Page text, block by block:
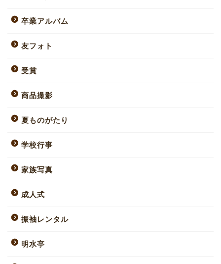
卒業アルバム
友フォト
受賞
商品撮影
夏ものがたり
学校行事
家族写真
成人式
振袖レンタル
明水亭